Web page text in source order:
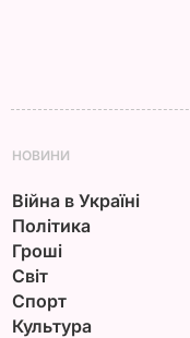
НОВИНИ
Війна в Україні
Політика
Гроші
Світ
Спорт
Культура